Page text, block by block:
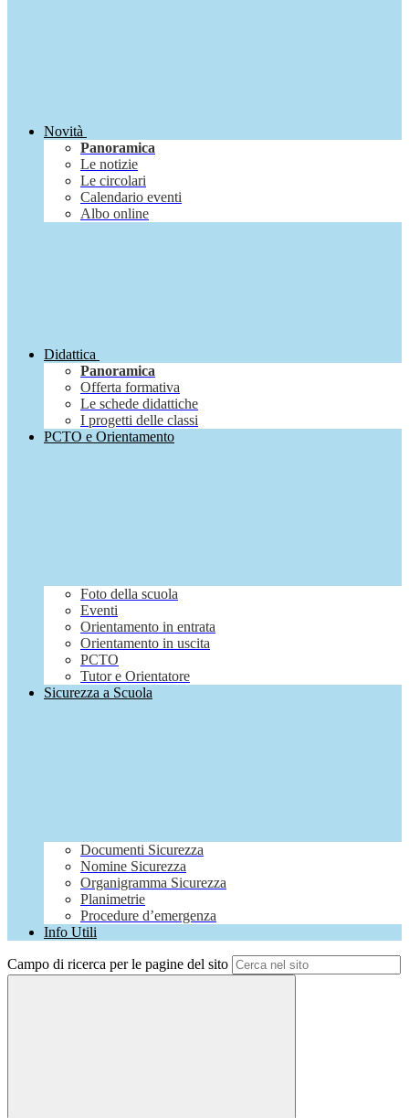
Novità
Panoramica
Le notizie
Le circolari
Calendario eventi
Albo online
Didattica
Panoramica
Offerta formativa
Le schede didattiche
I progetti delle classi
PCTO e Orientamento
Foto della scuola
Eventi
Orientamento in entrata
Orientamento in uscita
PCTO
Tutor e Orientatore
Sicurezza a Scuola
Documenti Sicurezza
Nomine Sicurezza
Organigramma Sicurezza
Planimetrie
Procedure d’emergenza
Info Utili
Campo di ricerca per le pagine del sito